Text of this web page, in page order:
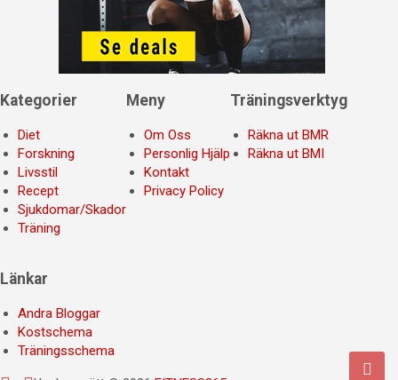
Kategorier
Diet
Forskning
Livsstil
Recept
Sjukdomar/Skador
Träning
Meny
Om Oss
Personlig Hjälp
Kontakt
Privacy Policy
Träningsverktyg
Räkna ut BMR
Räkna ut BMI
Länkar
Andra Bloggar
Kostschema
Träningsschema